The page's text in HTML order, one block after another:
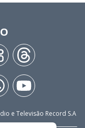
e Televisão Record S.A